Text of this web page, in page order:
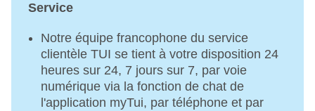
Service
Notre équipe francophone du service
clientèle TUI se tient à votre disposition 24
heures sur 24, 7 jours sur 7, par voie
numérique via la fonction de chat de
l'application myTui, par téléphone et par